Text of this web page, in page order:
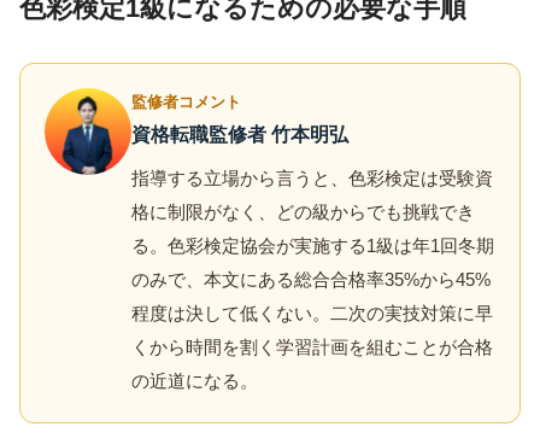
色彩検定1級になるための必要な手順
監修者コメント
資格転職監修者 竹本明弘
指導する立場から言うと、色彩検定は受験資
格に制限がなく、どの級からでも挑戦でき
る。色彩検定協会が実施する1級は年1回冬期
のみで、本文にある総合合格率35%から45%
程度は決して低くない。二次の実技対策に早
くから時間を割く学習計画を組むことが合格
の近道になる。